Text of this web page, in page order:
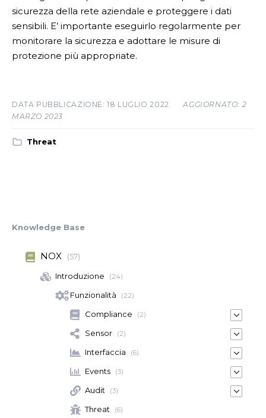
sicurezza della rete aziendale e proteggere i dati
sensibili. E’ importante eseguirlo regolarmente per
monitorare la sicurezza e adottare le misure di
protezione più appropriate.
18 LUGLIO 2022
AGGIORNATO: 2
MARZO 2023
Threat
Knowledge Base
NOX (57)
Introduzione (24)
Funzionalità (22)
Compliance (2)
Sensor (2)
Interfaccia (6)
Events (3)
Audit (3)
Threat (6)